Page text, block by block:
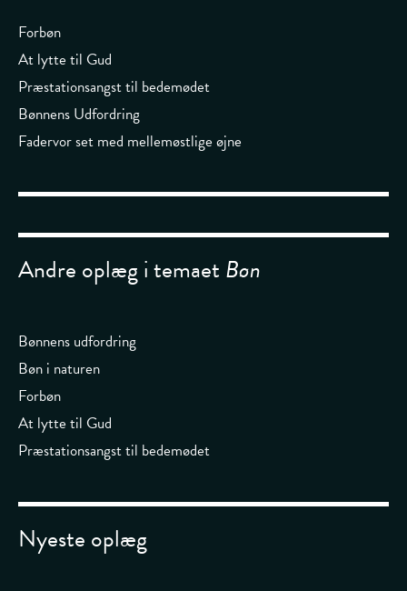
Forbøn
At lytte til Gud
Præstationsangst til bedemødet
Bønnens Udfordring
Fadervor set med mellemøstlige øjne
Andre oplæg i temaet Bøn
Bønnens udfordring
Bøn i naturen
Forbøn
At lytte til Gud
Præstationsangst til bedemødet
Nyeste oplæg